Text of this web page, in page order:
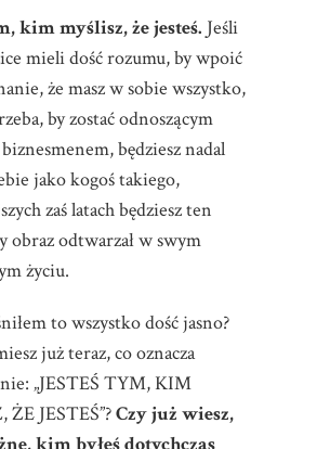
kim myślisz, że jesteś. Jeśli
mieli dość rozumu, by wpoić
że masz w sobie wszystko,
by zostać odnoszącym
będziesz nadal
jako kogoś takiego,
zaś latach będziesz ten
obraz odtwarzał w swym
życiu.
to wszystko dość jasno?
już teraz, co oznacza
„JESTEŚ TYM, KIM
JESTEŚ”?Czy już wiesz,